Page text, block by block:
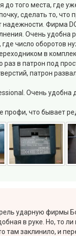
того места, где
сделать то,
надежности. Фирма
Очень удобна
число оборотов
в
раз в патрон под
патрон
Очень удобна
профи, что бывает
ударную фирмы
в руке. Но, то
там заклинило, и